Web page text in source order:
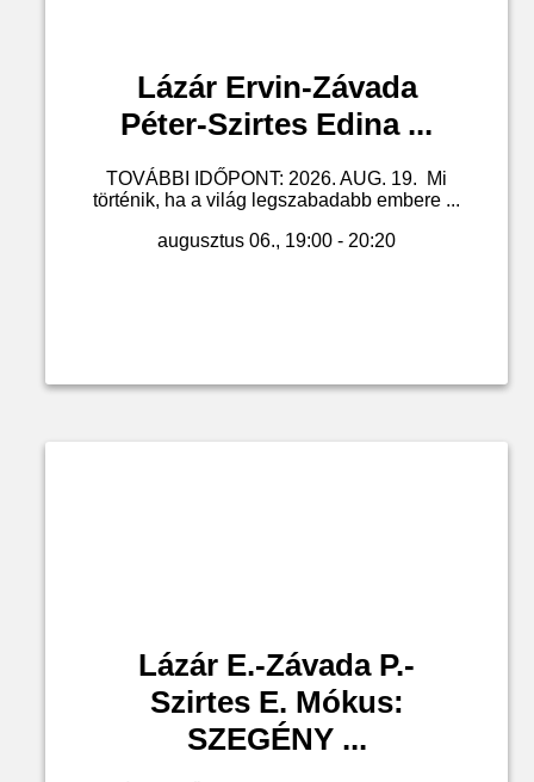
Lázár Ervin-Závada
Péter-Szirtes Edina ...
TOVÁBBI IDŐPONT: 2026. AUG. 19. Mi
történik, ha a világ legszabadabb embere ...
augusztus 06., 19:00 - 20:20
Lázár E.-Závada P.-
Szirtes E. Mókus:
SZEGÉNY ...